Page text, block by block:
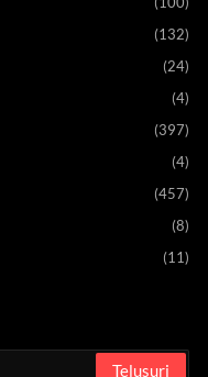
(132)
(24)
(4)
(397)
(4)
(457)
(8)
(11)